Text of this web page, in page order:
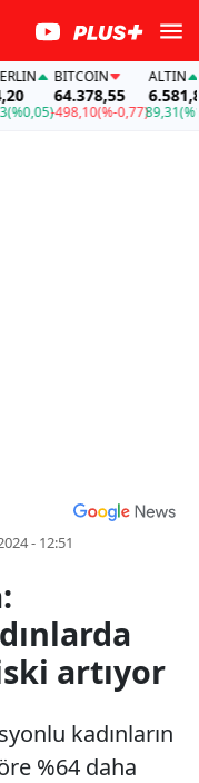
BITCOIN
64.378,55
-498,10(%-0,77)
ALTIN
6.581,89
89,31
- 12:51
artıyor
kadınların
%64 daha